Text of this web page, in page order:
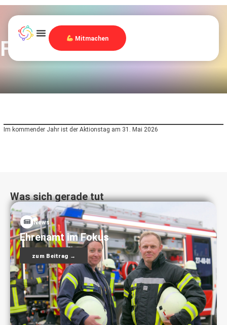
Mitmachen
Familienolympiade
Im kommender Jahr ist der Aktionstag am 31. Mai 2026
Was sich gerade tut
News
Ehrenamt im Fokus
zum Beitrag →